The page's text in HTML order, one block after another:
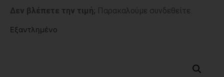
Δεν βλέπετε την τιμή; Παρακαλούμε συνδεθείτε.
Εξαντλημένο